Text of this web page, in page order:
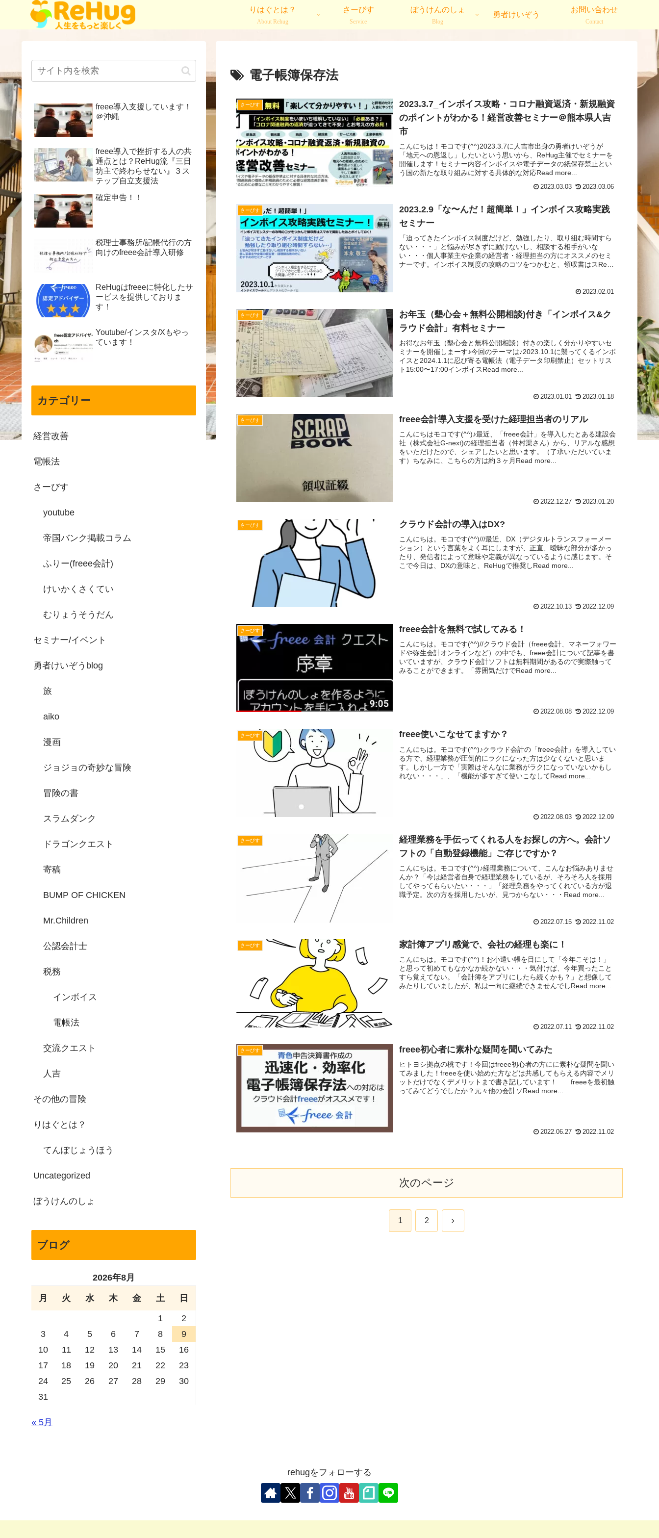
りはぐとは？
About Rehug
さーびす
Service
ぼうけんのしょ
Blog
勇者けいぞう
お問い合わせ
Contact
電子帳簿保存法
さーびす
2023.3.7_インボイス攻略・コロナ融資返済・新規融資
のポイントがわかる！経営改善セミナー＠熊本県人吉
市
こんにちは！モコです(^^)2023.3.7に人吉市出身の勇者けいぞうが
「地元への恩返し」したいという思いから、ReHug主催でセミナーを
開催します！セミナー内容インボイスや電子データの紙保存禁止とい
う国の新たな取り組みに対する具体的な対応Read more...
2023.03.03 2023.03.06
さーびす
2023.2.9「な〜んだ！超簡単！」インボイス攻略実践
セミナー
「迫ってきたインボイス制度だけど、勉強したり、取り組む時間すら
ない・・・」と悩みが尽きずに動けないし、相談する相手がいな
い・・・個人事業主や企業の経営者・経理担当の方にオススメのセミ
ナーです。インボイス制度の攻略のコツをつかむと、領収書はスRead
2023.02.01
さーびす
お年玉（墾心会＋無料公開相談)付き「インボイス&ク
ラウド会計」有料セミナー
お得なお年玉（墾心会と無料公開相談）付きの楽しく分かりやすいセ
ミナーを開催しまーす♪今回のテーマは♪2023.10.1に襲ってくるインボ
イスと2024.1.1に忍び寄る電帳法（電子データ印刷禁止）セットリス
ト15:00〜17:00インボイスRead more...
2023.01.01 2023.01.18
さーびす freee会計導入支援を受けた経理担当者のリアル
こんにちはモコです(^^)♪最近、「freee会計」を導入したとある建設会
社（株式会社G-next)の経理担当者（仲村渠さん）から、リアルな感想
をいただけたので、シェアしたいと思います。（了承いただいていま
す）ちなみに、こちらの方は約３ヶ月Read more...
2022.12.27 2023.01.20
さーびす クラウド会計の導入はDX?
こんにちは。モコです(^^)///最近、DX（デジタルトランスフォーメー
ション）という言葉をよく耳にしますが、正直、曖昧な部分が多かっ
たり、発信者によって意味や定義が異なっているように感じます。そ
こで今日は、DXの意味と、ReHugで推奨しRead more...
2022.10.13 2022.12.09
さーびす freee会計を無料で試してみる！
こんにちは。モコです(^^)//クラウド会計（freee会計、マネーフォワー
ドや弥生会計オンラインなど）の中でも、freee会計について記事を書
いていますが、クラウド会計ソフトは無料期間があるので実際触って
みることができます。「雰囲気だけでRead more...
2022.08.08 2022.12.09
さーびす freee使いこなせてますか？
こんにちは。モコです(^^)♪クラウド会計の「freee会計」を導入してい
る方で、経理業務が圧倒的にラクになった方は少なくないと思いま
す。しかし一方で「実際はそんなに業務がラクになっていないかもし
れない・・・」、「機能が多すぎて使いこなしてRead more...
2022.08.03 2022.12.09
さーびす
経理業務を手伝ってくれる人をお探しの方へ。会計ソ
フトの「自動登録機能」ご存じですか？
こんにちは。モコです(^^)♪経理業務について、こんなお悩みありませ
んか？「今は経営者自身で経理業務をしているが、そろそろ人を採用
してやってもらいたい・・・」「経理業務をやってくれている方が退
職予定。次の方を採用したいが、見つからない・・・Read more...
2022.07.15 2022.11.02
さーびす 家計簿アプリ感覚で、会社の経理も楽に！
こんにちは。モコです(^^)！お小遣い帳を目にして「今年こそは！」
と思って初めてもなかなか続かない・・・気付けば、今年買ったこと
すら覚えてない。「会計簿をアプリにしたら続くかも？」と想像して
みたりしていましたが、私は一向に継続できませんでしRead more...
2022.07.11 2022.11.02
さーびす freee初心者に素朴な疑問を聞いてみた
ヒトヨシ拠点の桃です！今回はfreee初心者の方にに素朴な疑問を聞い
てみました！freeeを使い始めた方などは共感してもらえる内容でメリ
ットだけでなくデメリットまで書き記しています！ freeeを最初触
ってみてどうでしたか？元々他の会計ソRead more...
2022.06.27 2022.11.02
次のページ
1 2 次
freee導入支援しています！
＠沖縄
freee導入で挫折する人の共
通点とは？ReHug流『三日
坊主で終わらせない』３ス
テップ自立支援法
確定申告！！
税理士事務所/記帳代行の方
向けのfreee会計導入研修
ReHugはfreeeに特化したサ
ービスを提供しておりま
す！
Youtube/インスタ/Xもやっ
ています！
カテゴリー
経営改善
電帳法
さーびす
youtube
帝国バンク掲載コラム
ふりー(freee会計)
けいかくさくてい
むりょうそうだん
セミナー/イベント
勇者けいぞうblog
旅
aiko
漫画
ジョジョの奇妙な冒険
冒険の書
スラムダンク
ドラゴンクエスト
寄稿
BUMP OF CHICKEN
Mr.Children
公認会計士
税務
インボイス
電帳法
交流クエスト
人吉
その他の冒険
りはぐとは？
てんぽじょうほう
Uncategorized
ぼうけんのしょ
ブログ
2026年8月
月 火 水 木 金 土 日
1
2
3
4 5 6 7 8
9
10
11 12 13 14 15
16
17
18 19 20 21 22
23
24
25 26 27 28 29
30
31
« 5月
rehugをフォローする